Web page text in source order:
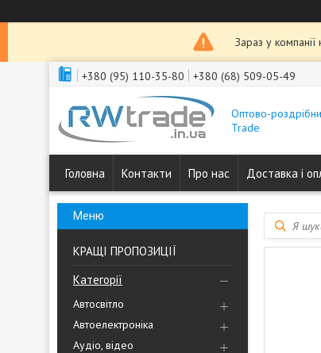
Зараз у
+380 (95) 110-35-80 +380 (68) 509-05-49
Оптово-
Trade
Головна Контакти Про нас Доставка і
КРАЩІ ПРОПОЗИЦІЇ
Категорії
Автосвітло
Автоелектроніка
Аудіо, відео